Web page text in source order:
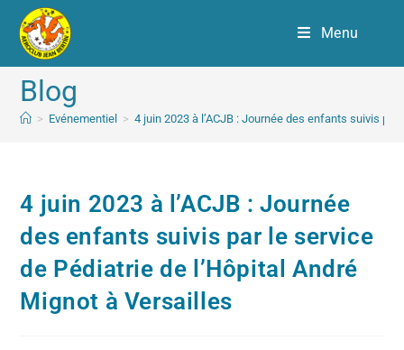
Menu
Blog
> Evénementiel > 4 juin 2023 à l’ACJB : Journée des enfants suivis
4 juin 2023 à l’ACJB : Journée
des enfants suivis par le service
de Pédiatrie de l’Hôpital André
Mignot à Versailles